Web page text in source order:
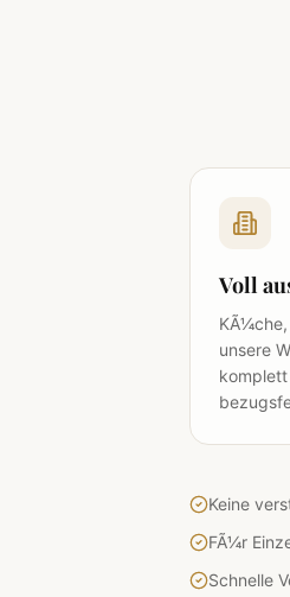
Voll
unsere
Keine
FÃ¼r
Schnelle